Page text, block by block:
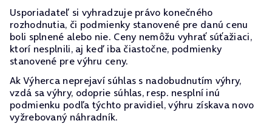
Usporiadateľ si vyhradzuje právo konečného
rozhodnutia, či podmienky stanovené pre danú cenu
boli splnené alebo nie. Ceny nemôžu vyhrať súťažiaci,
ktorí nesplnili, aj keď iba čiastočne, podmienky
stanovené pre výhru ceny.
Ak Výherca neprejaví súhlas s nadobudnutím výhry,
vzdá sa výhry, odoprie súhlas, resp. nesplní inú
podmienku podľa týchto pravidiel, výhru získava novo
vyžrebovaný náhradník.